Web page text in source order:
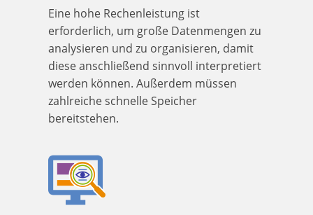
Eine hohe Rechenleistung ist
erforderlich, um große Datenmengen zu
analysieren und zu organisieren, damit
diese anschließend sinnvoll interpretiert
werden können. Außerdem müssen
zahlreiche schnelle Speicher
bereitstehen.